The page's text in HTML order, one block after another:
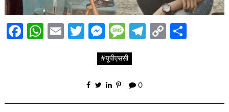
Facebook
WhatsApp
EmailTwitter
Messenger
Message
Telegram
Copy
#यूपीएससी
0